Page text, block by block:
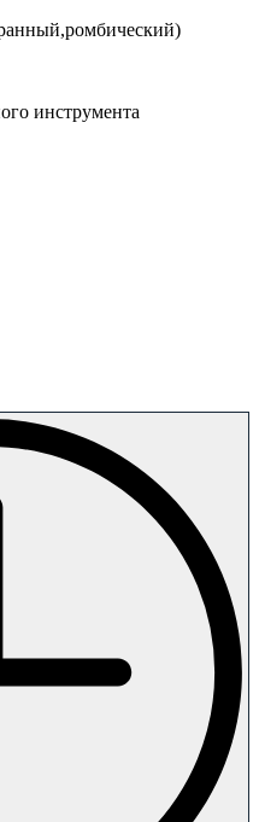
инструмента